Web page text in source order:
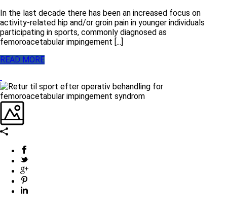
In the last decade there has been an increased focus on
activity-related hip and/or groin pain in younger individuals
participating in sports, commonly diagnosed as
femoroacetabular impingement [...]
READ MORE